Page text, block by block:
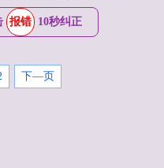
报错 10秒纠正
下—页